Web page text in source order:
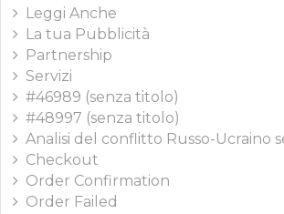
Leggi Anche
La tua Pubblicità
Partnership
Servizi
#46989 (senza titolo)
#48997 (senza titolo)
Analisi del conflitto Russo-Ucraino
Checkout
Order Confirmation
Order Failed